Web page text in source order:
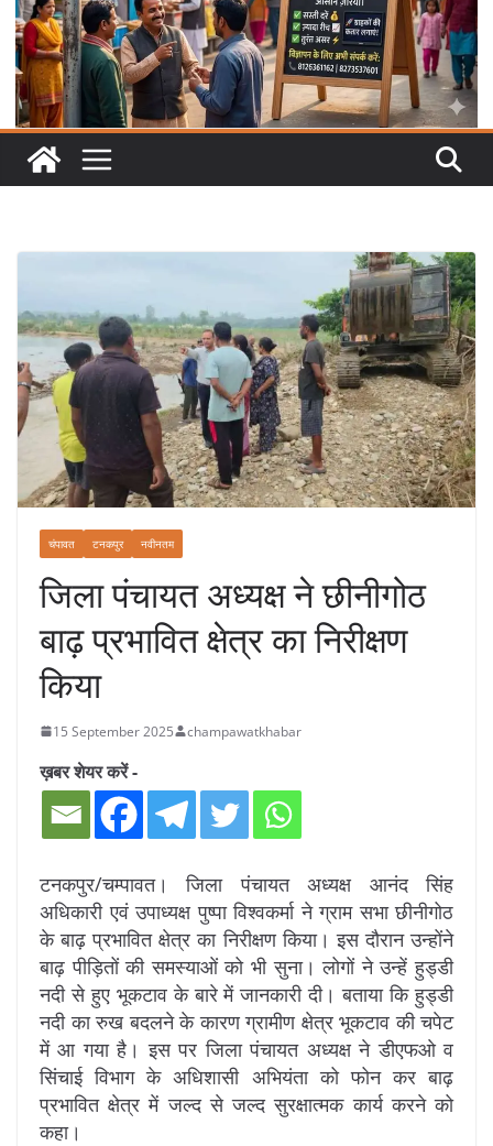
चंपावत टनकपुर नवीनतम
जिला पंचायत अध्यक्ष ने छीनीगोठ
बाढ़ प्रभावित क्षेत्र का निरीक्षण
किया
15 September 2025 champawatkhabar
ख़बर शेयर करें -
टनकपुर/चम्पावत। जिला पंचायत अध्यक्ष आनंद सिंह
अधिकारी एवं उपाध्यक्ष पुष्पा विश्वकर्मा ने ग्राम सभा छीनीगोठ
के बाढ़ प्रभावित क्षेत्र का निरीक्षण किया। इस दौरान उन्होंने
बाढ़ पीड़ितों की समस्याओं को भी सुना। लोगों ने उन्हें हुड्डी
नदी से हुए भूकटाव के बारे में जानकारी दी। बताया कि हुड्डी
नदी का रुख बदलने के कारण ग्रामीण क्षेत्र भूकटाव की चपेट
में आ गया है। इस पर जिला पंचायत अध्यक्ष ने डीएफओ व
सिंचाई विभाग के अधिशासी अभियंता को फोन कर बाढ़
प्रभावित क्षेत्र में जल्द से जल्द सुरक्षात्मक कार्य करने को
कहा।